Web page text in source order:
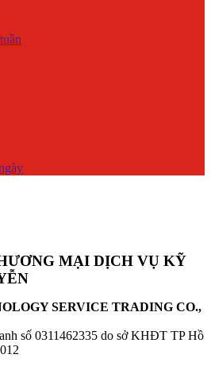
MẠI DỊCH VỤ KỸ
SERVICE TRADING CO.,
số 0311462335 do sở KHĐT TP Hồ